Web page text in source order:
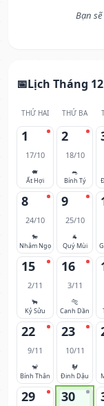
Bạn
Lịch Tháng
THỨ HAI THỨ BA
1
17/10
🐖
Ất Hợi
2
18/10
🐀
Bính Tý
8
24/10
🐎
Nhâm Ngọ
9
25/10
🐐
Quý Mùi
15
2/11
🐂
Kỷ Sửu
16
3/11
🐅
Canh Dần
22
9/11
🐒
Bính Thân
23
10/11
🐓
Đinh Dậu
29 30